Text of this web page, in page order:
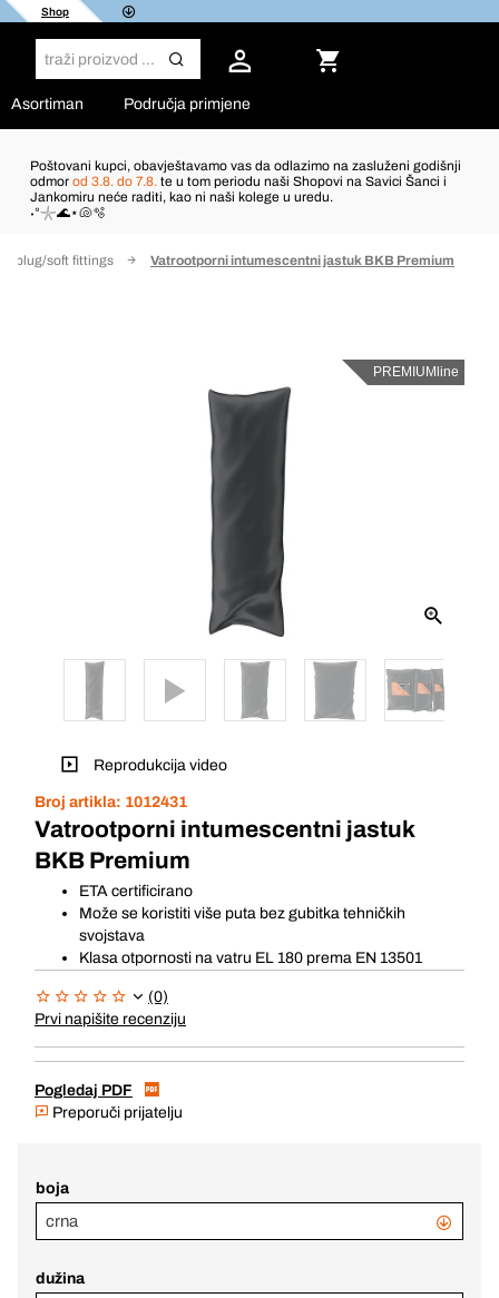
Shop
Asortiman Područja primjene
Poštovani kupci, obavještavamo vas da odlazimo na zasluženi godišnji
odmor od 3.8. do 7.8. te u tom periodu naši Shopovi na Savici Šanci i
Jankomiru neće raditi, kao ni naši kolege u uredu.
˖°𓇼🌊⋆🐚🫧
plug/soft fittings Vatrootporni intumescentni jastuk BKB Premium
PREMIUMline
Reprodukcija video
Broj artikla: 1012431
Vatrootporni intumescentni jastuk
BKB Premium
ETA certificirano
Može se koristiti više puta bez gubitka tehničkih
svojstava
Klasa otpornosti na vatru EL 180 prema EN 13501
(0)
Prvi napišite recenziju
Pogledaj PDF
Preporuči prijatelju
boja
crna
dužina